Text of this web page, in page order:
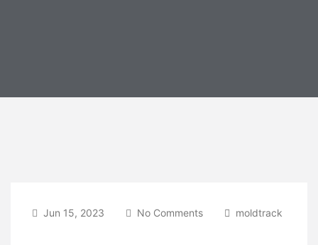
Jun 15, 2023 No Comments moldtrack